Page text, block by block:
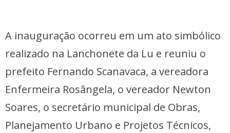
A inauguração ocorreu em um ato simbólico
realizado na Lanchonete da Lu e reuniu o
prefeito Fernando Scanavaca, a vereadora
Enfermeira Rosângela, o vereador Newton
Soares, o secretário municipal de Obras,
Planejamento Urbano e Projetos Técnicos,